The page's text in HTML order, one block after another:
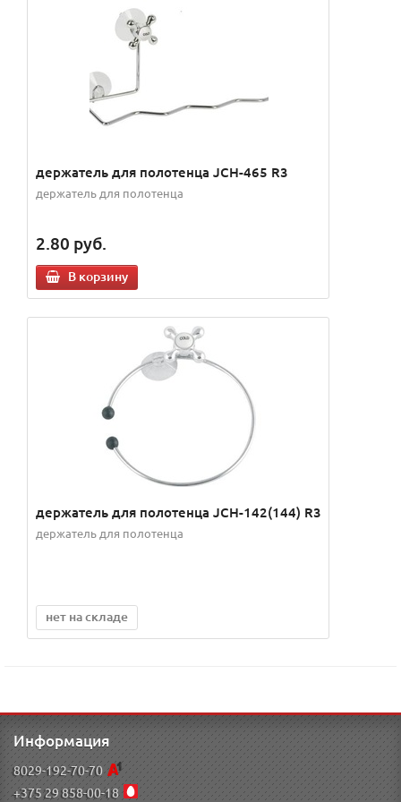
держатель для полотенца JCH-465 R3
держатель для полотенца
2.80 руб.
В корзину
держатель для полотенца JCH-142(144) R3
держатель для полотенца
нет на складе
Информация
8029-192-70-70
+375 29 858-00-18